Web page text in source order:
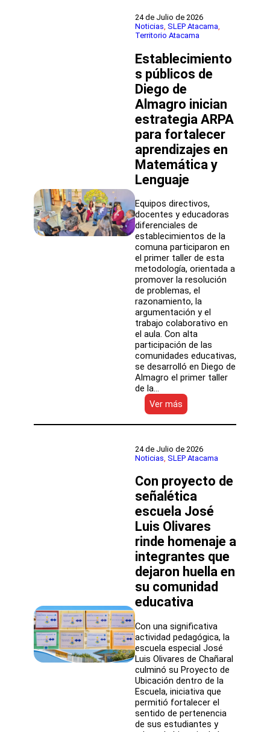
la
UDA
fortalece
fomento
lector
con
taller
de
creación
literaria
en
Escuela
Los
Estandartes
24 de Julio de 2026
Noticias, SLEP Atacama
Territorio Atacama
Establecimiento
s públicos de
Diego de
Almagro inician
estrategia ARPA
para fortalecer
aprendizajes en
Matemática y
Lenguaje
Equipos directivos,
docentes y educadoras
diferenciales de
establecimientos de la
comuna participaron en
el primer taller de esta
metodología, orientada a
promover la resolución
de problemas, el
razonamiento, la
argumentación y el
trabajo colaborativo en
el aula. Con alta
participación de las
comunidades educativas,
se desarrolló en Diego de
Almagro el primer taller
de la…
Ver más
Establecimientos
públicos
Diego
de
inician
estrategia
ARPA
para
fortalecer
aprendizajes
en
Matemática
y
Lenguaje
24 de Julio de 2026
Noticias, SLEP Atacama
Con proyecto de
señalética
escuela José
Luis Olivares
rinde homenaje a
integrantes que
dejaron huella en
su comunidad
educativa
Con una significativa
actividad pedagógica, la
escuela especial José
Luis Olivares de Chañaral
culminó su Proyecto de
Ubicación dentro de la
Escuela, iniciativa que
permitió fortalecer el
sentido de pertenencia
de sus estudiantes y